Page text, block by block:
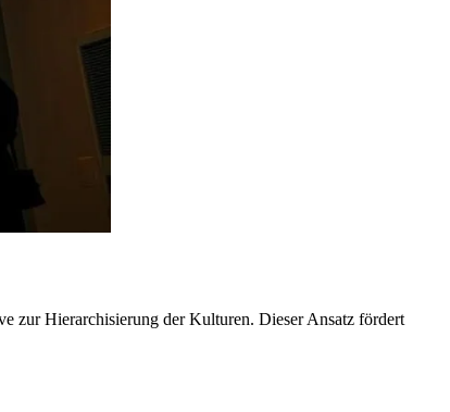
zur Hierarchisierung der Kulturen. Dieser Ansatz fördert